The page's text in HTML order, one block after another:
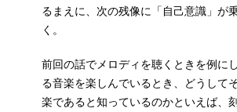
るまえに、次の残像に「自己意識」が
く。
前回の話でメロディを聴くときを例に
る音楽を楽しんでいるとき、どうして
楽であると知っているのかといえば、